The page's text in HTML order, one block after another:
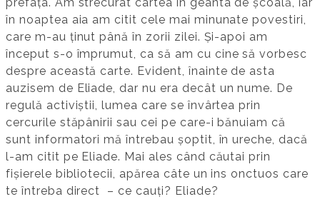
în noaptea aia am citit cele mai minunate povestiri,
care m-au ținut până în zorii zilei. Și-apoi am
început s-o împrumut, ca să am cu cine să vorbesc
despre această carte. Evident, înainte de asta
auzisem de Eliade, dar nu era decât un nume. De
regulă activiștii, lumea care se învârtea prin
cercurile stăpânirii sau cei pe care-i bănuiam că
sunt informatori mă întrebau șoptit, în ureche, dacă
l-am citit pe Eliade. Mai ales când căutai prin
fișierele bibliotecii, apărea câte un ins onctuos care
te întreba direct – ce cauți? Eliade?